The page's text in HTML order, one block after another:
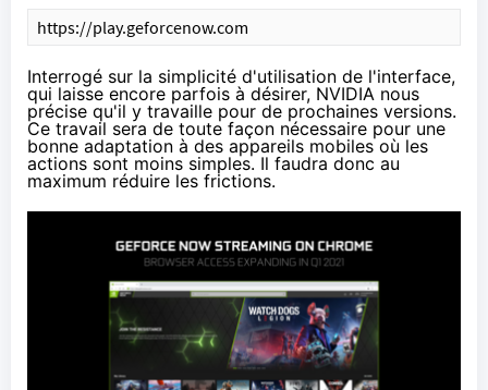
https://play.geforcenow.com
Interrogé sur la simplicité d'utilisation de l'interface,
qui laisse encore parfois à désirer, NVIDIA nous
précise qu'il y travaille pour de prochaines versions.
Ce travail sera de toute façon nécessaire pour une
bonne adaptation à des appareils mobiles où les
actions sont moins simples. Il faudra donc au
maximum réduire les frictions.